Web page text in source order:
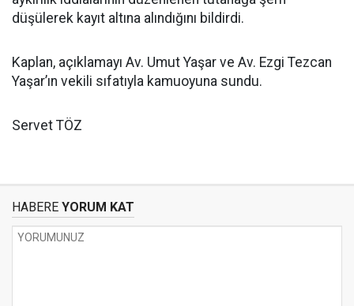
düşülerek kayıt altına alındığını bildirdi.
Kaplan, açıklamayı Av. Umut Yaşar ve Av. Ezgi Tezcan
Yaşar’ın vekili sıfatıyla kamuoyuna sundu.
Servet TÖZ
HABERE YORUM KAT